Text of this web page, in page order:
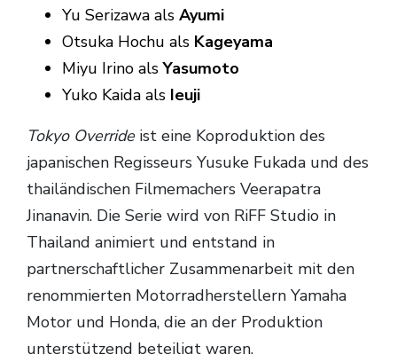
Yu Serizawa als Ayumi
Otsuka Hochu als Kageyama
Miyu Irino alsYasumoto
Yuko Kaida als Ieuji
Tokyo Overrideist eine Koproduktion des
japanischen Regisseurs Yusuke Fukada und des
thailändischen Filmemachers Veerapatra
Jinanavin. Die Serie wird von RiFF Studio in
Thailand animiert und entstand in
partnerschaftlicher Zusammenarbeit mit den
renommierten Motorradherstellern Yamaha
Motor und Honda, die an der Produktion
unterstützend beteiligt waren.